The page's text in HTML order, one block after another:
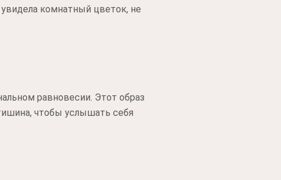
комнатный цветок, не
равновесии. Этот образ
чтобы услышать себя